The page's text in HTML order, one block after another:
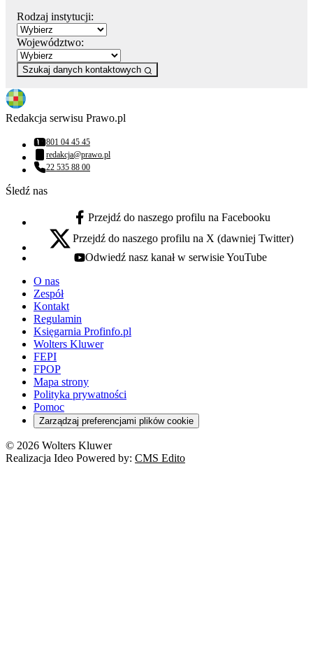
Rodzaj instytucji:
Województwo:
Szukaj danych kontaktowych
Redakcja serwisu Prawo.pl
Numer telefonu:
801 04 45 45
Adres email:
redakcja@prawo.pl
Numer telefonu:
22 535 88 00
Śledź nas
facebook - otwiera się w nowej karcie
Przejdź do naszego profilu na Facebooku
x - otwiera się w nowej karcie
Przejdź do naszego profilu na X (dawniej Twitter)
youtube - otwiera się w nowej karcie
Odwiedź nasz kanał w serwisie YouTube
O nas
Zespół
Kontakt
Regulamin
Księgarnia Profinfo.pl
Wolters Kluwer
FEPI
FPOP
Mapa strony
Polityka prywatności
Pomoc
Zarządzaj preferencjami plików cookie
© 2026 Wolters Kluwer
Realizacja Ideo Powered by: CMS Edito